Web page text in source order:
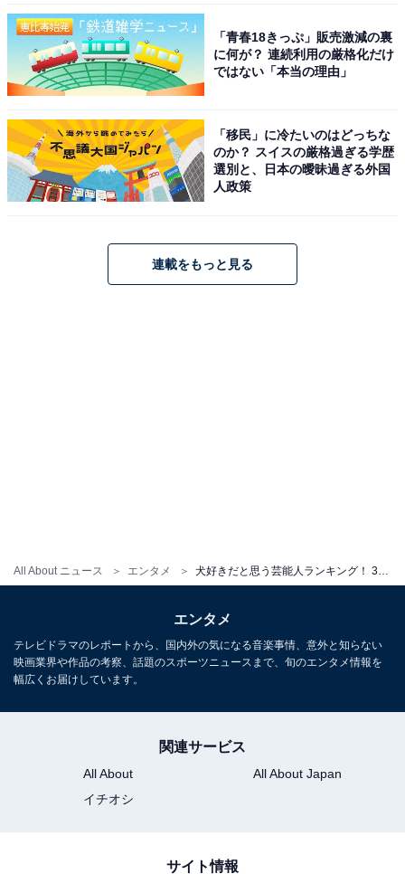
All About ニュース エンタメ 犬好きだと思う芸能人ランキング！ 3位「所ジョージ」、2位「デヴィ夫人」、1位は……？
「青春18きっぷ」販売激減の裏
に何が？ 連続利用の厳格化だけ
ではない「本当の理由」
「移民」に冷たいのはどっちな
のか？ スイスの厳格過ぎる学歴
選別と、日本の曖昧過ぎる外国
人政策
連載をもっと見る
エンタメ
テレビドラマのレポートから、国内外の気になる音楽事情、意外と知らない
映画業界や作品の考察、話題のスポーツニュースまで、旬のエンタメ情報を
幅広くお届けしています。
関連サービス
All About
All About Japan
イチオシ
サイト情報